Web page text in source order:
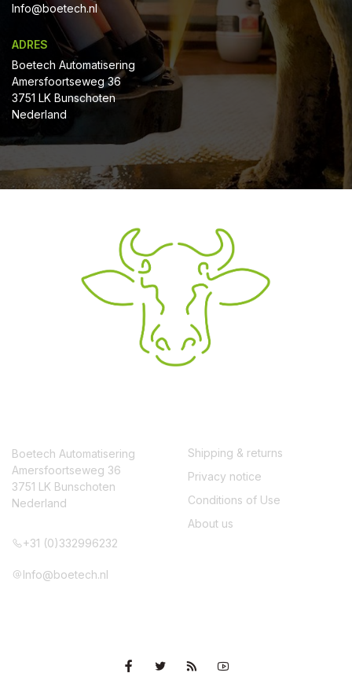
Info@boetech.nl
ADRES
Boetech Automatisering
Amersfoortseweg 36
3751 LK Bunschoten
Nederland
Boetech Automatisering
Amersfoortseweg 36
3751 LK Bunschoten
Nederland
+31 (0)332996232
Info@boetech.nl
Shipping & returns
Privacy notice
Conditions of Use
About us